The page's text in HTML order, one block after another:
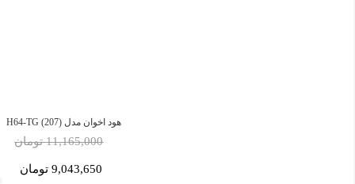
هود اخوان مدل H64-TG (207)
11,165,000 تومان
9,043,650 تومان